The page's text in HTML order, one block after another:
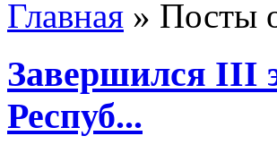
Главная » Посты
Завершился III
Респуб...